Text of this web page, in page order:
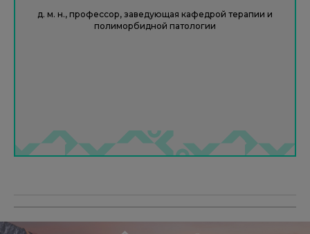
д. м. н., профессор, заведующая кафедрой терапии и
полиморбидной патологии